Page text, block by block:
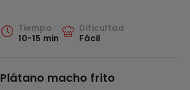
Tiempo
10-15 min
Dificultad
Fácil
Plátano macho frito